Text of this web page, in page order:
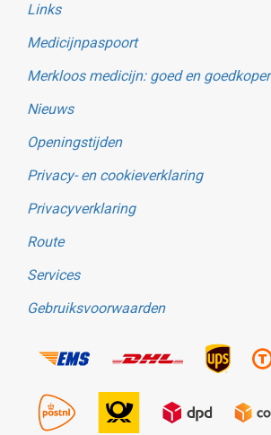
Links
Medicijnpaspoort
Merkloos medicijn: goed en goedkoper
Nieuws
Openingstijden
Privacy- en cookieverklaring
Privacyverklaring
Route
Services
Gebruiksvoorwaarden